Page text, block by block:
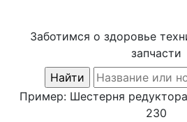
Заботимся о здоровье
запчасти
Пример: Шестерня
230